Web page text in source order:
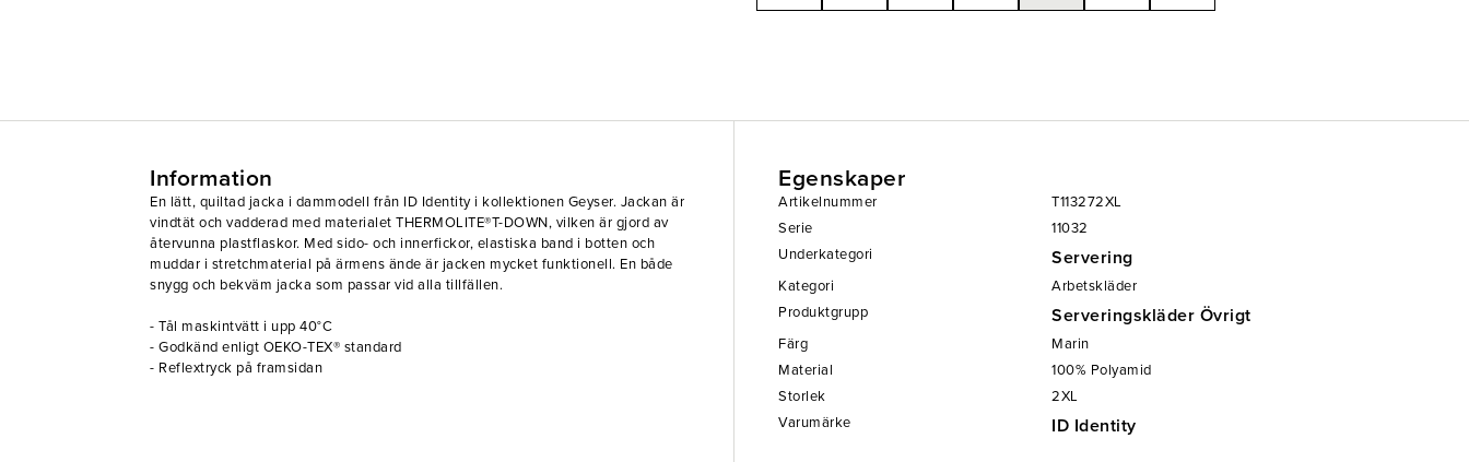
Information
En lätt, quiltad jacka i dammodell från ID Identity i kollektionen Geyser. Jackan är
vindtät och vadderad med materialet THERMOLITE®T-DOWN, vilken är gjord av
återvunna plastflaskor. Med sido- och innerfickor, elastiska band i botten och
muddar i stretchmaterial på ärmens ände är jacken mycket funktionell. En både
snygg och bekväm jacka som passar vid alla tillfällen.
- Tål maskintvätt i upp 40°C
- Godkänd enligt OEKO-TEX® standard
- Reflextryck på framsidan
Egenskaper
Artikelnummer
T113272XL
Serie
11032
Underkategori
Servering
Kategori
Arbetskläder
Produktgrupp
Serveringskläder Övrigt
Färg
Marin
Material
100% Polyamid
Storlek
2XL
Varumärke
ID Identity